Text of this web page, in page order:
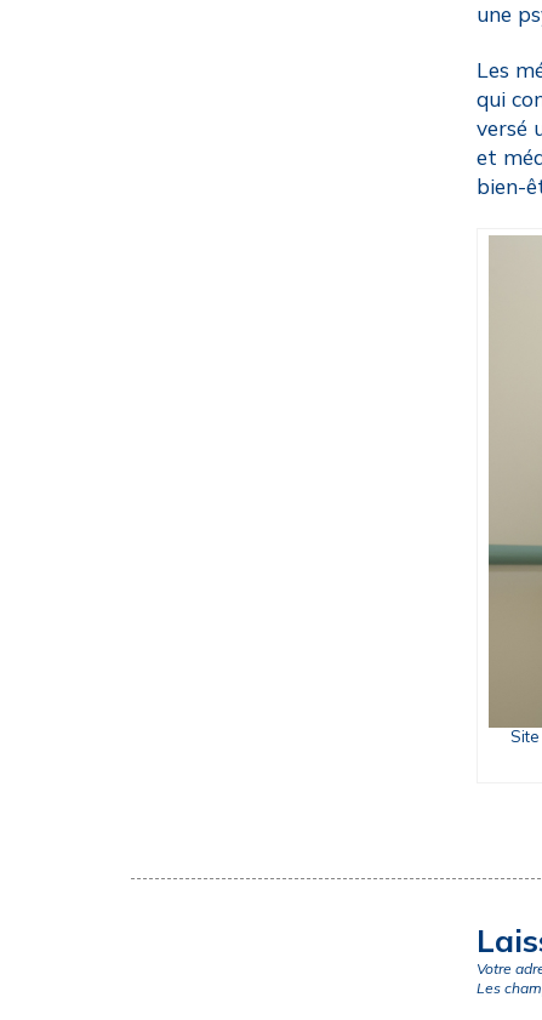
une
Les
qui
versé
et
bien-
Votre
Les